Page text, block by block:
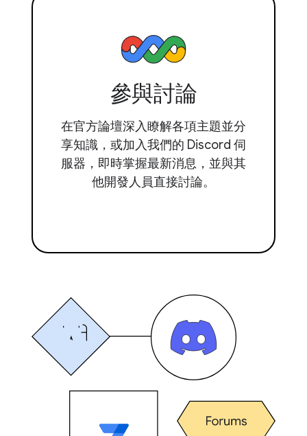
參與討論
在官方論壇深入瞭解各項主題並分
享知識，或加入我們的 Discord 伺
服器，即時掌握最新消息，並與其
他開發人員直接討論。